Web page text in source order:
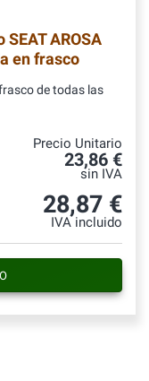
AROSA
en frasco
de todas las
Precio Unitario
23,86 €
sin IVA
28,87 €
IVA incluido